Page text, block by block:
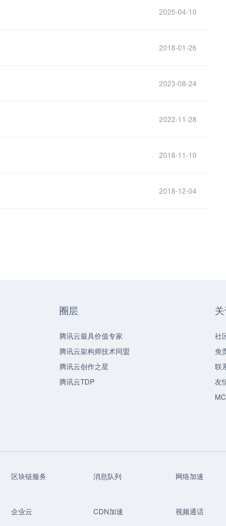
2025-04-10
2018-01-26
2023-08-24
2022-11-28
2018-11-10
2018-12-04
圈层
腾讯云最具价值专家
腾讯云架构师技术同盟
腾讯云创作之星
腾讯云TDP
社
免
联
友
区块链服务 消息队列
网络加速
企业云 CDN加速
视频通话